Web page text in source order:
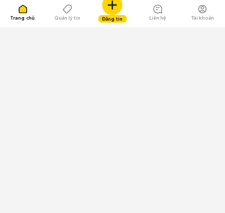
Trang chủ Quản lý tin Đăng tin Liên hệ Tài khoản